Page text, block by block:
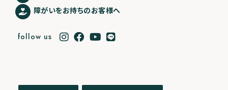
障がいをお持ちのお客様へ
follow us